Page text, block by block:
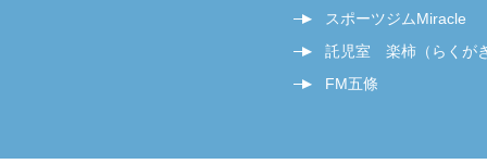
スポーツジムMiracle
託児室 楽柿（らくが
FM五條